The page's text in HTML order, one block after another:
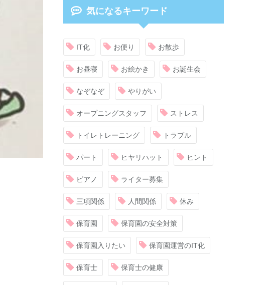
気になるキーワード
IT化 お便り お散歩
お昼寝 お絵かき お誕生会
なぞなぞ やりがい
オープニングスタッフ ストレス
トイレトレーニング トラブル
パート ヒヤリハット ヒント
ピアノ ライター募集
三項関係 人間関係 休み
保育園 保育園の安全対策
保育園入りたい 保育園運営のIT化
保育士 保育士の健康